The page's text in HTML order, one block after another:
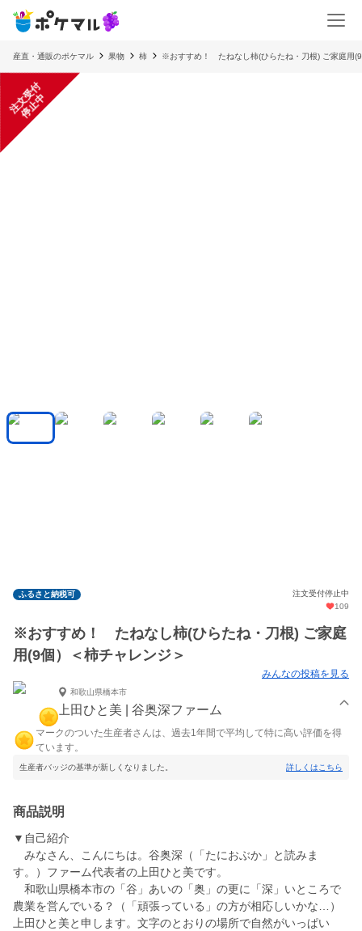
産直・通販のポケマル 果物 柿 ※おすすめ！ たねなし柿(ひらたね・刀根) ご家庭用
注
文
受
付
停
止
中
ふるさと納税可
注文受付停止中
109
※おすすめ！ たねなし柿(ひらたね・刀根) ご家庭
用(9個）＜柿チャレンジ＞
みんなの投稿を見る
和歌山県橋本市
上田ひと美 | 谷奥深ファーム
マークのついた生産者さんは、過去1年間で平均して特に高い評価を得
ています。
生産者バッジの基準が新しくなりました。 詳しくはこちら
商品説明
▼自己紹介
みなさん、こんにちは。谷奥深（「たにおぶか」と読みま
す。）ファーム代表者の上田ひと美です。
和歌山県橋本市の「谷」あいの「奥」の更に「深」いところで
農業を営んでいる？（「頑張っている」の方が相応しいかな…）
上田ひと美と申します。文字のとおりの場所で自然がいっぱい